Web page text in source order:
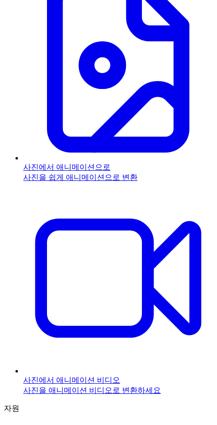
사진에서 애니메이션으로
사진을 쉽게 애니메이션으로 변환
사진에서 애니메이션 비디오
사진을 애니메이션 비디오로 변환하세요
자원